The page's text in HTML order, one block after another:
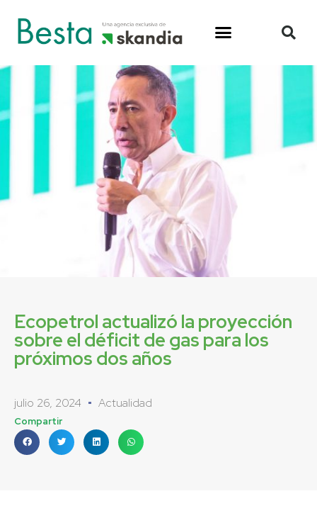
Ecopetrol actualizó la proyección
sobre el déficit de gas para los
próximos dos años
julio 26, 2024 Actualidad
Compartir